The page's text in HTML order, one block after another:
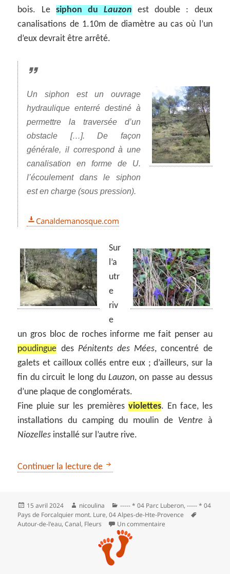
bois. Le siphon duLauzon est double : deux
canalisations de 1.10m de diamètre au cas où l’un
d’eux devrait être arrêté.
Un siphon est un ouvrage
hydraulique enterré destiné à
permettre la traversée d’un
obstacle […]. De façon
générale, il correspond à une
canalisation en forme de U.
l’écoulement dans le siphon
est en charge (sous pression).
Canaldemanosque.com
Sur
l’a
utr
e
riv
e
un gros bloc de roches informe me fait penser au
poudingue des Pénitents des Mées, concentré de
galets et cailloux collés entre eux ; d’ailleurs, sur la
fin du circuit le long du Lauzon, on passe au dessus
d’une plaque de conglomérats.
Fine pluie sur les premières violettes. En face, les
installations du camping du moulin de Ventre à
Niozelles installé sur l’autre rive.
Continuer la lecture de Du Lauzon aux champs de tulipes
Publié
le
15 avril 2024 Auteur
nicoulina Catégories
----- * 04 Parc Luberon,----- * 04
Pays de Forcalquier mont. Lure,04 Alpes-de-Hte-Provence
Autour-de-l'eau,Canal, Fleurs Un commentaire